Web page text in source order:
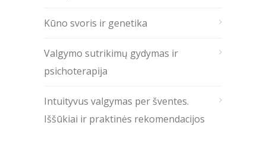
Kūno svoris ir genetika
Valgymo sutrikimų gydymas ir
psichoterapija
Intuityvus valgymas per šventes.
Iššūkiai ir praktinės rekomendacijos